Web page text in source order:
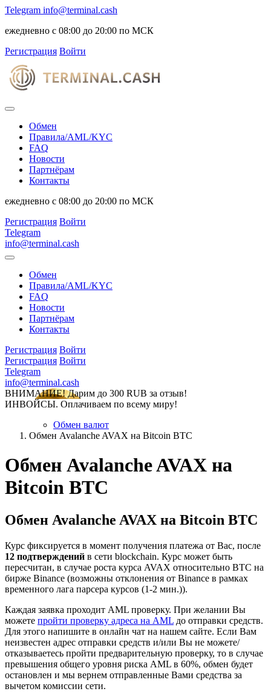
Telegram info@terminal.cash
ежедневно с 08:00 до 20:00 по МСК
Регистрация Войти
Обмен
Правила/AML/KYC
FAQ
Новости
Партнёрам
Контакты
ежедневно с 08:00 до 20:00 по МСК
Регистрация Войти
Telegram
info@terminal.cash
Обмен
Правила/AML/KYC
FAQ
Новости
Партнёрам
Контакты
Регистрация Войти
Регистрация Войти
Telegram
info@terminal.cash
ВНИМАНИЕ! Дарим до 300 RUB за отзыв!
ИНВОЙСЫ. Оплачиваем по всему миру!
Обмен валют
Обмен Avalanche AVAX на Bitcoin BTC
Обмен Avalanche AVAX на
Bitcoin BTC
Обмен Avalanche AVAX на Bitcoin BTC
Курс фиксируется в момент получения платежа от Вас, после
12 подтверждений в сети blockchain. Курс может быть
пересчитан, в случае роста курса AVAX относительно BTC на
бирже Binance (возможны отклонения от Binance в рамках
временного лага парсера курсов (1-2 мин.)).
Каждая заявка проходит AML проверку. При желании Вы
можете пройти проверку адреса на AML до отправки средств.
Для этого напишите в онлайн чат на нашем сайте. Если Вам
неизвестен адрес отправки средств и/или Вы не можете/
отказываетесь пройти предварительную проверку, то в случае
превышения общего уровня риска AML в 60%, обмен будет
остановлен и мы вернем отправленные Вами средства за
вычетом комиссии сети.